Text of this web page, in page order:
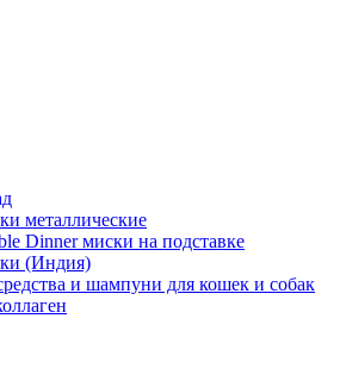
металлические
Dinner миски на подставке
(Индия)
и шампуни для кошек и собак